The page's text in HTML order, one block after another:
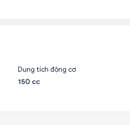
Dung tích động cơ
150 cc